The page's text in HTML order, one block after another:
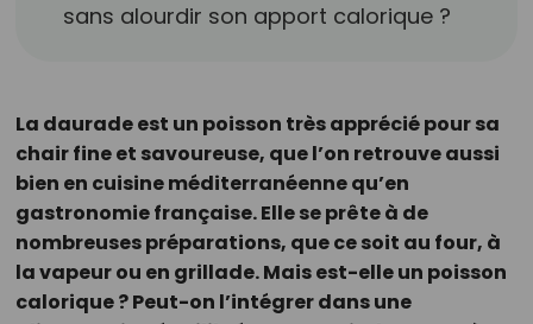
sans alourdir son apport calorique ?
La daurade est un poisson très apprécié pour sa
chair fine et savoureuse, que l’on retrouve aussi
bien en cuisine méditerranéenne qu’en
gastronomie française. Elle se prête à de
nombreuses préparations, que ce soit au four, à
la vapeur ou en grillade. Mais est-elle un poisson
calorique ? Peut-on l’intégrer dans une